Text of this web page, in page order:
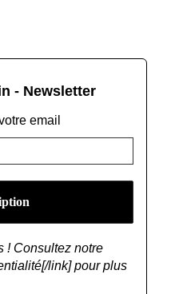
- Newsletter
email
! Consultez notre
link] pour plus